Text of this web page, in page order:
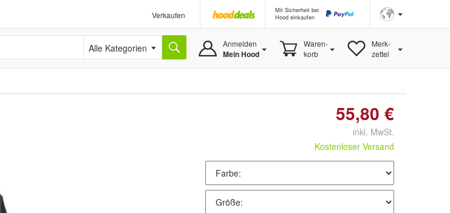
Verkaufen
Mit Sicherheit bei
Hood einkaufen
Alle Kategorien Anmelden
Mein Hood
Waren-
korb
Merk-
zettel
55,80 €
inkl. MwSt.
Kostenloser Versand